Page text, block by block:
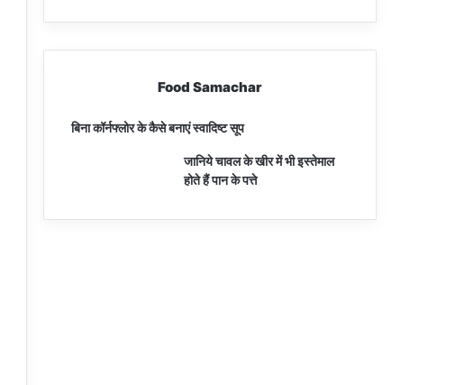
Food Samachar
बिना कॉर्नफ्लोर के कैसे बनाएं स्वादिष्ट सूप
जानिये चावल के खीर में भी इस्तेमाल
होते हैं पान के पत्ते